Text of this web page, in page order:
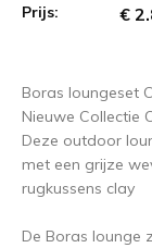
Prijs:
€
Boras loungeset
Nieuwe Collectie
Deze outdoor
met een grijze
rugkussens clay
De Boras lounge